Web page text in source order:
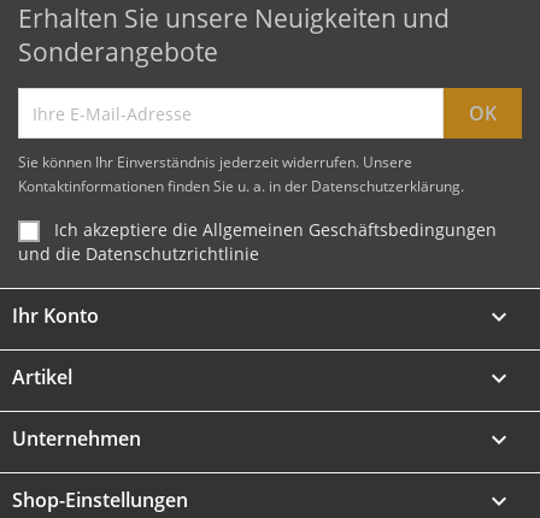
Erhalten Sie unsere Neuigkeiten und
Sonderangebote
Sie können Ihr Einverständnis jederzeit widerrufen. Unsere
Kontaktinformationen finden Sie u. a. in der Datenschutzerklärung.
Ich akzeptiere die Allgemeinen Geschäftsbedingungen
und die Datenschutzrichtlinie
Ihr Konto 
Artikel 
Unternehmen 
Shop-Einstellungen keyboard_arrow_down